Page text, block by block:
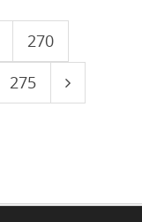
270
275